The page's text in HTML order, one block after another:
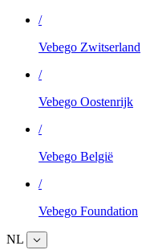
/
Vebego Zwitserland
/
Vebego Oostenrijk
/
Vebego België
/
Vebego Foundation
NL